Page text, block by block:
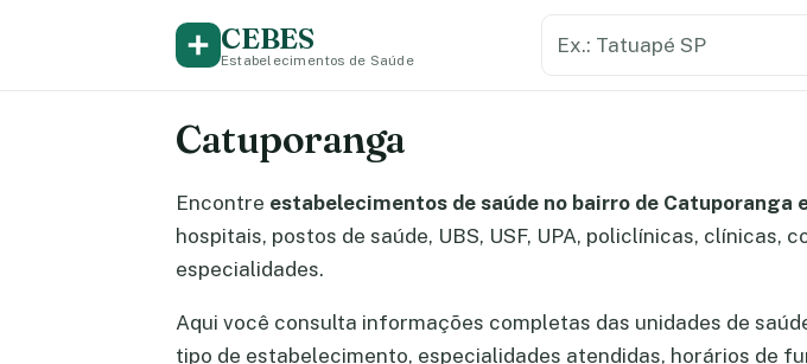
CEBES
Estabelecimentos de Saúde
Catuporanga
Encontre estabelecimentos de saúde no bairro de Catuporanga
hospitais, postos de saúde, UBS, USF, UPA, policlínicas,
especialidades.
Aqui você consulta informações completas das unidades de
tipo de estabelecimento, especialidades atendidas, horários de